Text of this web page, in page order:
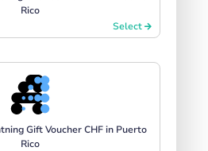
Rico
Select
Gift Voucher CHF in Puerto
Rico